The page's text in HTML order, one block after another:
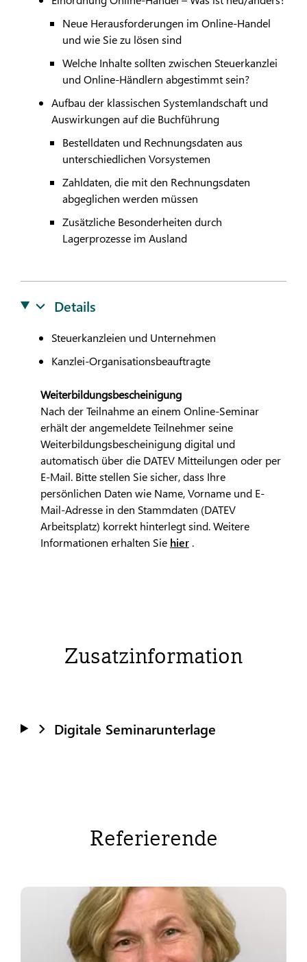
Neue Herausforderungen im Online-Handel
und wie Sie zu lösen sind
Welche Inhalte sollten zwischen Steuerkanzlei
und Online-Händlern abgestimmt sein?
Aufbau der klassischen Systemlandschaft und
Auswirkungen auf die Buchführung
Bestelldaten und Rechnungsdaten aus
unterschiedlichen Vorsystemen
Zahldaten, die mit den Rechnungsdaten
abgeglichen werden müssen
Zusätzliche Besonderheiten durch
Lagerprozesse im Ausland
Details
Steuerkanzleien und Unternehmen
Kanzlei-Organisationsbeauftragte
Weiterbildungsbescheinigung
Nach der Teilnahme an einem Online-Seminar
erhält der angemeldete Teilnehmer seine
Weiterbildungsbescheinigung digital und
automatisch über die DATEVMitteilungen oder per
E-Mail. Bitte stellen Sie sicher, dass Ihre
persönlichen Daten wie Name, Vorname und E-
Mail-Adresse in den Stammdaten (DATEV
Arbeitsplatz) korrekt hinterlegt sind. Weitere
Informationen erhalten Sie hier.
Zusatzinformation
Digitale Seminarunterlage
Referierende